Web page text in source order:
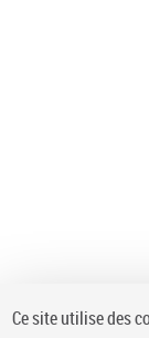
Ce site utilise des